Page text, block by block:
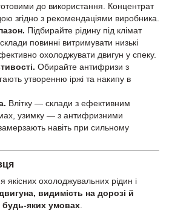
до використання. Концентрат
згідно з рекомендаціями виробника.
Підбирайте рідину під клімат
повинні витримувати низькі
охолоджувати двигун у спеку.
Обирайте антифризи з
утворенню іржі та накипу в
Влітку — склади з ефективним
узимку — з антифризними
навіть при сильному
якісних охолоджувальних рідин і
видимість на дорозі й
будь-яких умовах